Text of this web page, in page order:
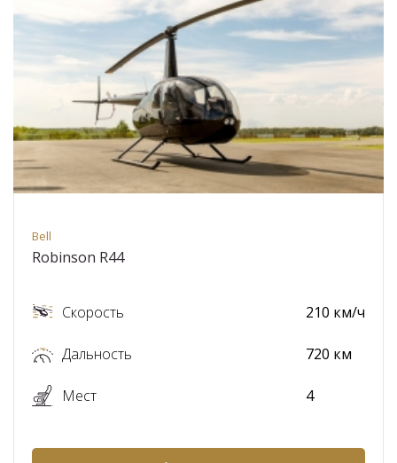
Bell
Robinson R44
Скорость
Дальность
Мест
210 км/ч
720 км
4